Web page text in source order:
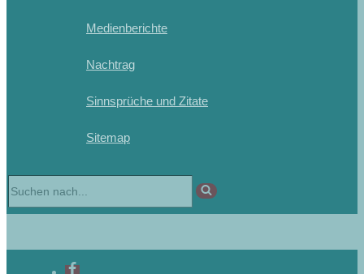
Medienberichte
Nachtrag
Sinnsprüche und Zitate
Sitemap